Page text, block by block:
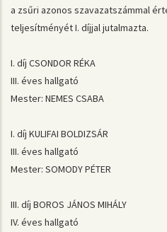
a zsűri azonos szavazatszámmal
teljesítményét I. díjjal jutalmazta.
I. díj CSONDOR RÉKA
III. éves hallgató
Mester: NEMES CSABA
I. díj KULIFAI BOLDIZSÁR
III. éves hallgató
Mester: SOMODY PÉTER
III. díj BOROS JÁNOS MIHÁLY
IV. éves hallgató